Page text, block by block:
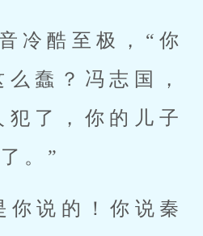
冷酷至极，“你
蠢？冯志国，
犯了，你的儿子
。”
你说的！你说秦